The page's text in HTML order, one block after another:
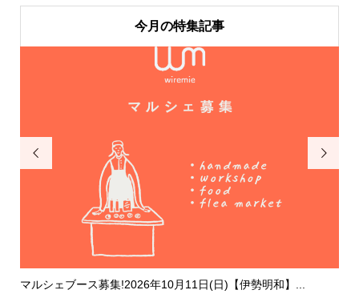
今月の特集記事

マルシェブース募集!2026年10月11日(日)【伊勢明和】...
